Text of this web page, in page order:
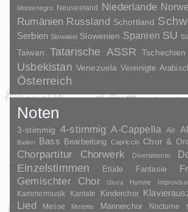
Montenegro Neuseeland Niederlande
Rumänien Russland Schottland
Serbien Slowakei Slowenien Spanien SU
Taiwan Tatarische ASSR Tschechien
Usbekistan Venezuela Vereinigte
Österreich
Noten
3-stimmig 4-stimmig A-Cappella Air
Ballett Bass Bearbeitung Capriccio Chor &
Chorpartitur Chorwerk Divertimento
Einzelstimmen
Etüde Fantasie
Gemischter Chor Gloria Hymne
Kammermusik Kantate Kinderchor
Lied Messe Motette Männerchor Nocturne